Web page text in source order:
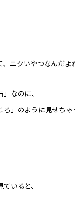
ニクいやつなんだよ
なのに、
」のように見せちゃ
いると、